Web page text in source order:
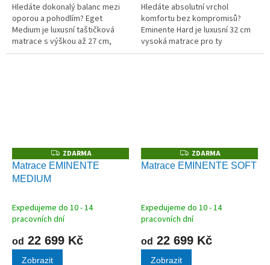
Hledáte dokonalý balanc mezi
oporou a pohodlím? Eget
Medium je luxusní taštičková
matrace s výškou až 27 cm,
která nabízí citlivější
Hledáte absolutní vrchol
komfortu bez kompromisů?
Eminente Hard je luxusní 32 cm
vysoká matrace pro ty
nejnáročnější, kteří věří v sílu
Z
D
A
ZDARMA
Matrace EMINENTE
MEDIUM
Expedujeme do 10 - 14
pracovních dní
od 22 699 Kč
Zobrazit
Z
D
A
ZDARMA
Matrace EMINENTE SOFT
Expedujeme do 10 - 14
pracovních dní
od 22 699 Kč
Zobrazit